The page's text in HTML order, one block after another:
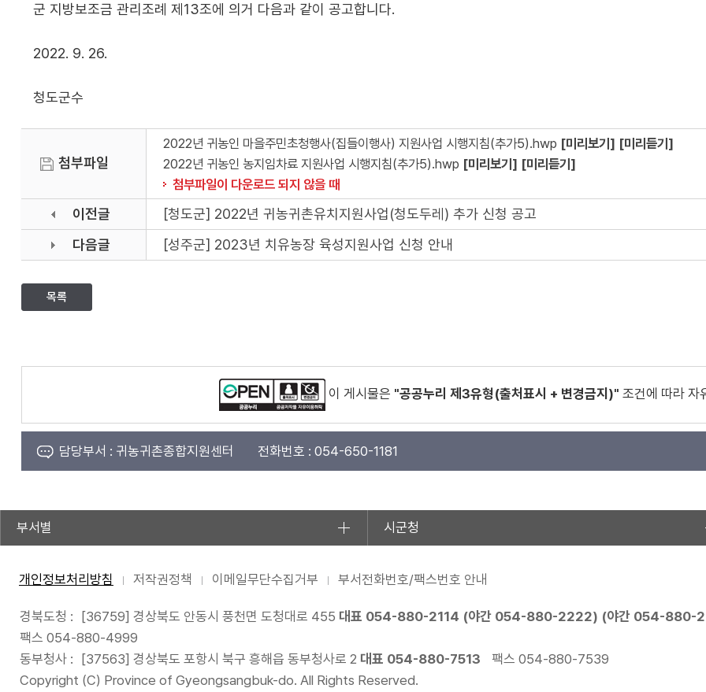
군 지방보조금 관리조례 제13조에 의거 다음과 같이 공고합니다.
2022. 9. 26.
청도군수
첨부파일
2022년 귀농인 마을주민초청행사(집들이행사) 지원사업 시행지침(추가5).hwp [미리보기] [미리듣기]
2022년 귀농인 농지임차료 지원사업 시행지침(추가5).hwp [미리보기] [미리듣기]
첨부파일이 다운로드 되지 않을 때
이전글
[청도군] 2022년 귀농귀촌유치지원사업(청도두레) 추가 신청 공고
다음글
[성주군] 2023년 치유농장 육성지원사업 신청 안내
목록
이 게시물은 "공공누리 제3유형(출처표시 + 변경금지)" 조건에 따라 자
담당부서 : 귀농귀촌종합지원센터 전화번호 : 054-650-1181
부서별 시군청
개인정보처리방침 저작권정책 이메일무단수집거부 부서전화번호/팩스번호 안내
경북도청 : [36759] 경상북도 안동시 풍천면 도청대로 455 대표 054-880-2114 (야간 054-880-2222) (야간 054-880-
팩스 054-880-4999
동부청사 :
[37563] 경상북도 포항시 북구 흥해읍 동부청사로 2 대표 054-880-7513
팩스 054-880-7539
Copyright (C) Province of Gyeongsangbuk-do. All Rights Reserved.